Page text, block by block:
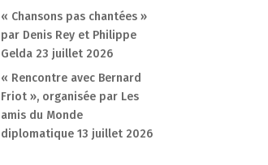
« Chansons pas chantées »
par Denis Rey et Philippe
Gelda 23 juillet 2026
« Rencontre avec Bernard
Friot », organisée par Les
amis du Monde
diplomatique 13 juillet 2026